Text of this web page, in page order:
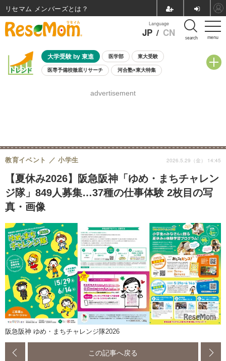
menu
Language
JP / CN search
大学受験 by 東進 医学部 東大受験
医専予備校徹底リサーチ 河合塾×東大特集
8月開催学校説明会・相談会
advertisement
【夏休み2026】阪急阪神「ゆめ・まちチャレン
ジ隊」849人募集…37種の仕事体験 2枚目の写
真・画像
教育イベント 小学生 2026.5.29（金） 14:45
阪急阪神 ゆめ・まちチャレンジ隊2026
この記事へ戻る
リセマム メンバーズ